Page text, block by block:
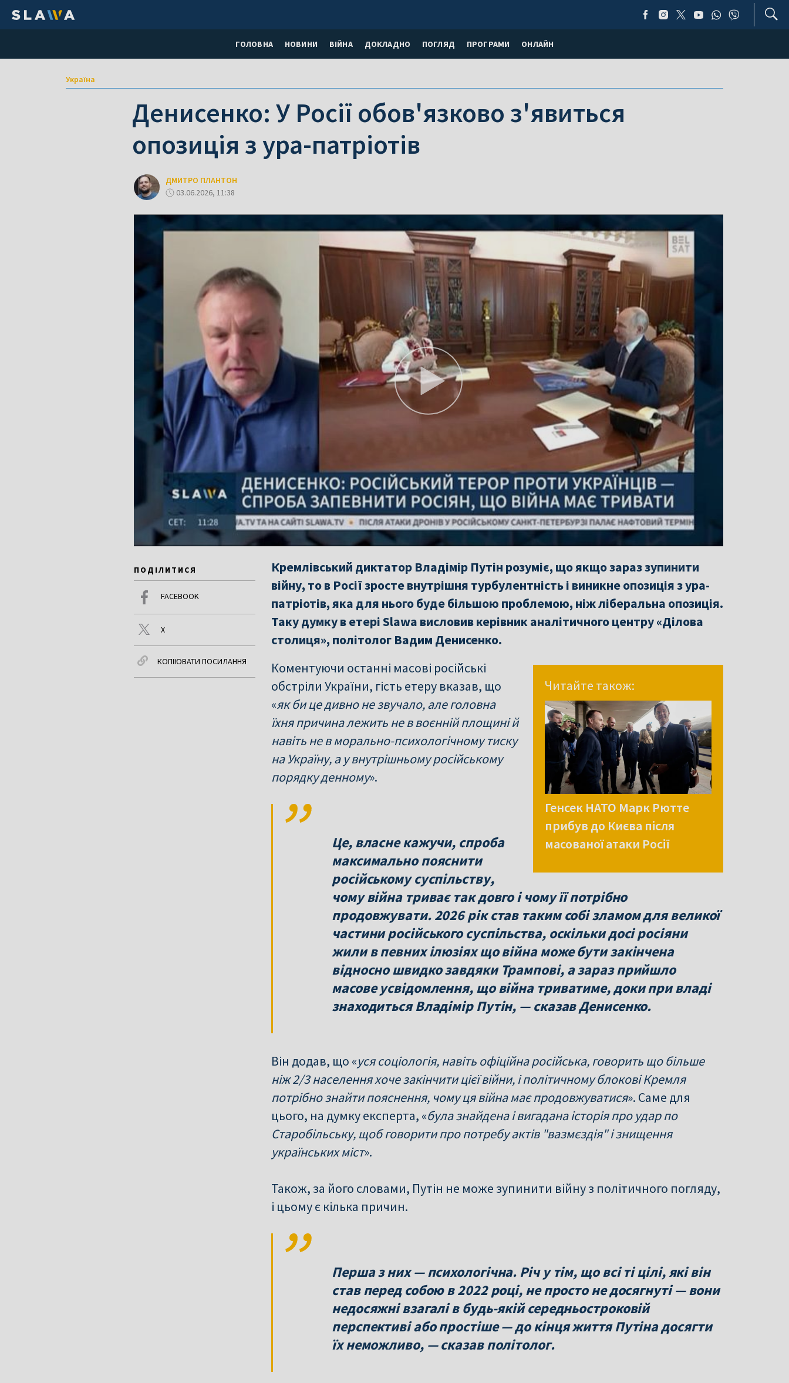
ГОЛОВНА НОВИНИ ВІЙНА ДОКЛАДНО ПОГЛЯД ПРОГРАМИ ОНЛАЙН
Україна
Денисенко: У Росії обов'язково з'явиться
опозиція з ура-патріотів
ДМИТРО ПЛАНТОН
03.06.2026, 11:38
ПОДІЛИТИСЯ
FACEBOOK
X
КОПІЮВАТИ ПОСИЛАННЯ
Кремлівський диктатор Владімір Путін розуміє, що якщо зараз зупинити
війну, то в Росії зросте внутрішня турбулентність і виникне опозиція з ура-
патріотів, яка для нього буде більшою проблемою, ніж ліберальна опозиція.
Таку думку в етері Slawa висловив керівник аналітичного центру «Ділова
столиця», політолог Вадим Денисенко.
Читайте також:
Генсек НАТО Марк Рютте
прибув до Києва після
масованої атаки Росії
Коментуючи останні масові російські
обстріли України, гість етеру вказав, що
«як би це дивно не звучало, але головна
їхня причина лежить не в воєнній площині й
навіть не в морально-психологічному тиску
на Україну, а у внутрішньому російському
порядку денному».
Це, власне кажучи, спроба
максимально пояснити
російському суспільству,
чому війна триває так довго і чому її потрібно
продовжувати. 2026 рік став таким собі зламом для великої
частини російського суспільства, оскільки досі росіяни
жили в певних ілюзіях що війна може бути закінчена
відносно швидко завдяки Трампові, а зараз прийшло
масове усвідомлення, що війна триватиме, доки при владі
знаходиться Владімір Путін, — сказав Денисенко.
Він додав, що «уся соціологія, навіть офіційна російська, говорить що більше
ніж 2/3 населення хоче закінчити цієї війни, і політичному блокові Кремля
потрібно знайти пояснення, чому ця війна має продовжуватися». Саме для
цього, на думку експерта, «була знайдена і вигадана історія про удар по
Старобільську, щоб говорити про потребу актів "вазмєздія" і знищення
українських міст».
Також, за його словами, Путін не може зупинити війну з політичного погляду,
і цьому є кілька причин.
Перша з них — психологічна. Річ у тім, що всі ті цілі, які він
став перед собою в 2022 році, не просто не досягнуті — вони
недосяжні взагалі в будь-якій середньостроковій
перспективі або простіше — до кінця життя Путіна досягти
їх неможливо, — сказав політолог.